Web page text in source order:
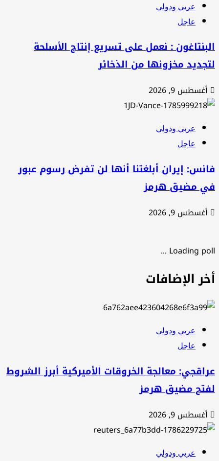
عربي ودولي
عاجل
: نعمل على تسريع إنتاج الأسلحة
مخزونها من الذخائر
أغسطس 9, 2026
عربي ودولي
عاجل
إيران أبلغتنا أنها لن تفرض رسوم عبور
مضيق هرمز
أغسطس 9, 2026
Loading poll
الإضافات
عربي ودولي
عاجل
معالجة الخروقات الأميركية أبرز الشروط
مضيق هرمز
أغسطس 9, 2026
عربي ودولي